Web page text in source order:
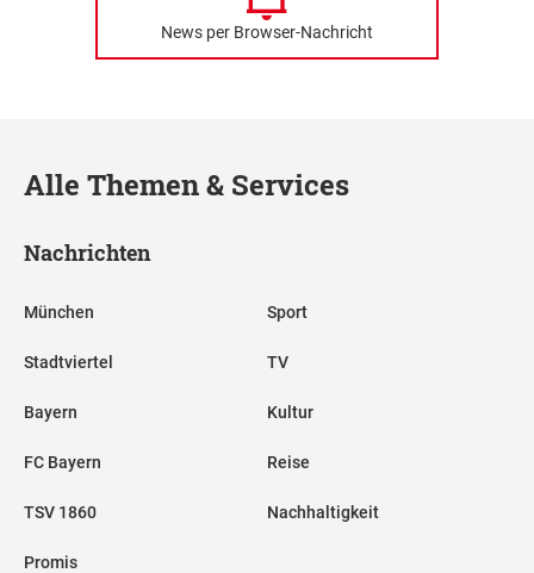
News per Browser-Nachricht
Alle Themen & Services
Nachrichten
München
Stadtviertel
Bayern
FC Bayern
TSV 1860
Promis
Sport
TV
Kultur
Reise
Nachhaltigkeit